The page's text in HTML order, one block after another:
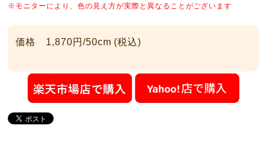
※モニター により、色の見え方が実際と異なることがございます
価格 1,870円/50cm (税込)